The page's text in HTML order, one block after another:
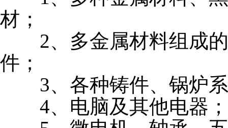
材；
2、 多金属材料组成
件；
3、 各种铸件、锅炉
4、 电脑及其他电器；